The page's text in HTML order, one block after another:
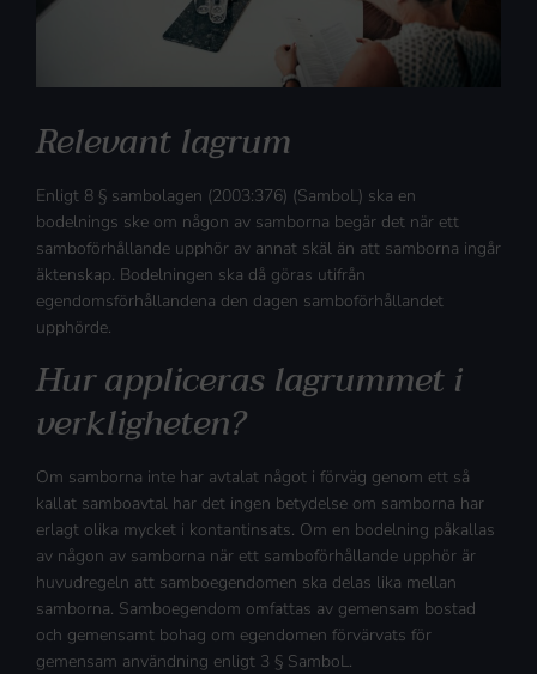
Relevant lagrum
Enligt 8 § sambolagen (2003:376) (SamboL) ska en
bodelnings ske om någon av samborna begär det när ett
samboförhållande upphör av annat skäl än att samborna ingår
äktenskap. Bodelningen ska då göras utifrån
egendomsförhållandena den dagen samboförhållandet
upphörde.
Hur appliceras lagrummet i
verkligheten?
Om samborna inte har avtalat något i förväg genom ett så
kallat samboavtal har det ingen betydelse om samborna har
erlagt olika mycket i kontantinsats. Om en bodelning påkallas
av någon av samborna när ett samboförhållande upphör är
huvudregeln att samboegendomen ska delas lika mellan
samborna. Samboegendom omfattas av gemensam bostad
och gemensamt bohag om egendomen förvärvats för
gemensam användning enligt 3 § SamboL.